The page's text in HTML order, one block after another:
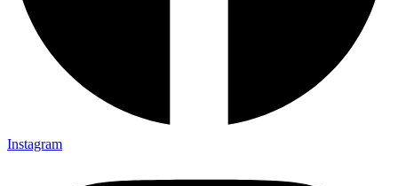
Instagram